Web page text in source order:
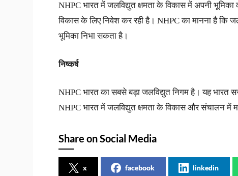
NHPC भारत में जलविद्युत क्षमता के विकास में अपनी
विकास के लिए निवेश कर रही है। NHPC का मानना है कि
भूमिका निभा सकता है।
निष्कर्ष
NHPC भारत का सबसे बड़ा जलविद्युत निगम है। यह भारत
NHPC भारत में जलविद्युत क्षमता के विकास और संचालन में
Share on Social Media
x facebook linkedin